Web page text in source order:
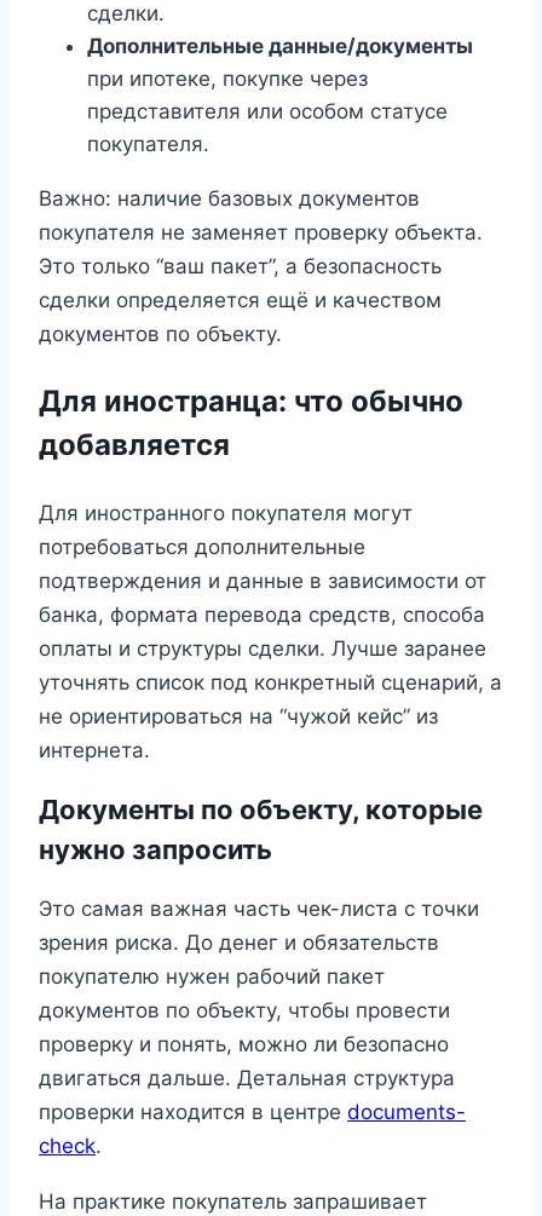
сделки.
Дополнительные данные/документы
при ипотеке, покупке через
представителя или особом статусе
покупателя.
Важно: наличие базовых документов
покупателя не заменяет проверку объекта.
Это только “ваш пакет”, а безопасность
сделки определяется ещё и качеством
документов по объекту.
Для иностранца: что обычно
добавляется
Для иностранного покупателя могут
потребоваться дополнительные
подтверждения и данные в зависимости от
банка, формата перевода средств, способа
оплаты и структуры сделки. Лучше заранее
уточнять список под конкретный сценарий, а
не ориентироваться на “чужой кейс” из
интернета.
Документы по объекту, которые
нужно запросить
Это самая важная часть чек-листа с точки
зрения риска. До денег и обязательств
покупателю нужен рабочий пакет
документов по объекту, чтобы провести
проверку и понять, можно ли безопасно
двигаться дальше. Детальная структура
проверки находится в центре documents-
check.
На практике покупатель запрашивает